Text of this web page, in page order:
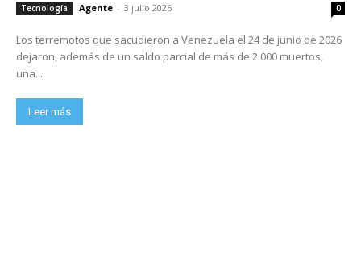
Tecnología Agente - 3 julio 2026 0
Los terremotos que sacudieron a Venezuela el 24 de junio de 2026
dejaron, además de un saldo parcial de más de 2.000 muertos,
una...
Leer más